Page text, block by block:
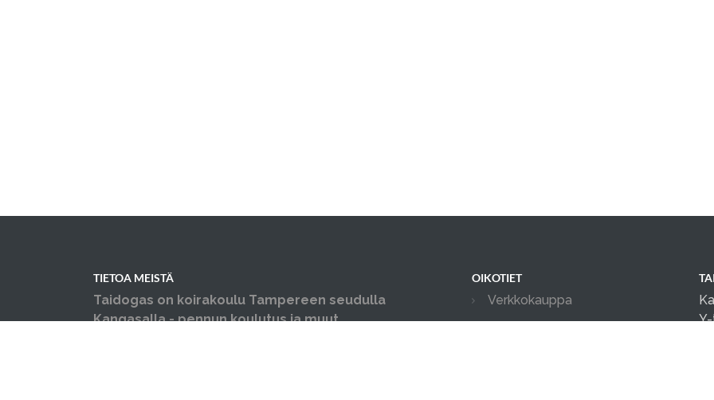
TIETOA MEISTÄ
Taidogas on koirakoulu Tampereen seudulla
Kangasalla - pennun koulutus ja muut
OIKOTIET
Verkkokauppa